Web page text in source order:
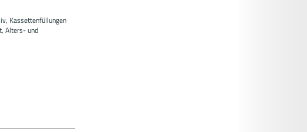
Kassettenfüllungen
Alters- und